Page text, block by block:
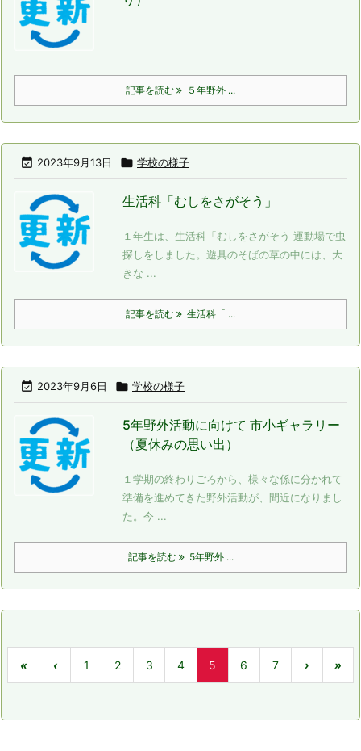
記事を読む ５年野外 ...
 2023年9月13日  学校の様子
生活科「むしをさがそう」
１年生は、生活科「むしをさがそう 運動場で虫
探しをしました。遊具のそばの草の中には、大
きな ...
記事を読む 生活科「 ...
 2023年9月6日  学校の様子
5年野外活動に向けて 市小ギャラリー
（夏休みの思い出）
１学期の終わりごろから、様々な係に分かれて
準備を進めてきた野外活動が、間近になりまし
た。今 ...
記事を読む 5年野外 ...
« ‹ 1 2 3 4 5 6 7 › »